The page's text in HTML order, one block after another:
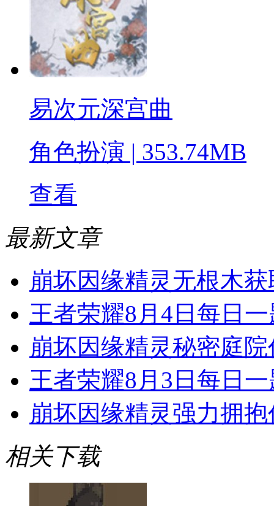
易次元深宫曲
角色扮演 | 353.74MB
查看
最新文章
崩坏因缘精灵无根木
王者荣耀8月4日每日
崩坏因缘精灵秘密庭
王者荣耀8月3日每日
崩坏因缘精灵强力拥
相关下载